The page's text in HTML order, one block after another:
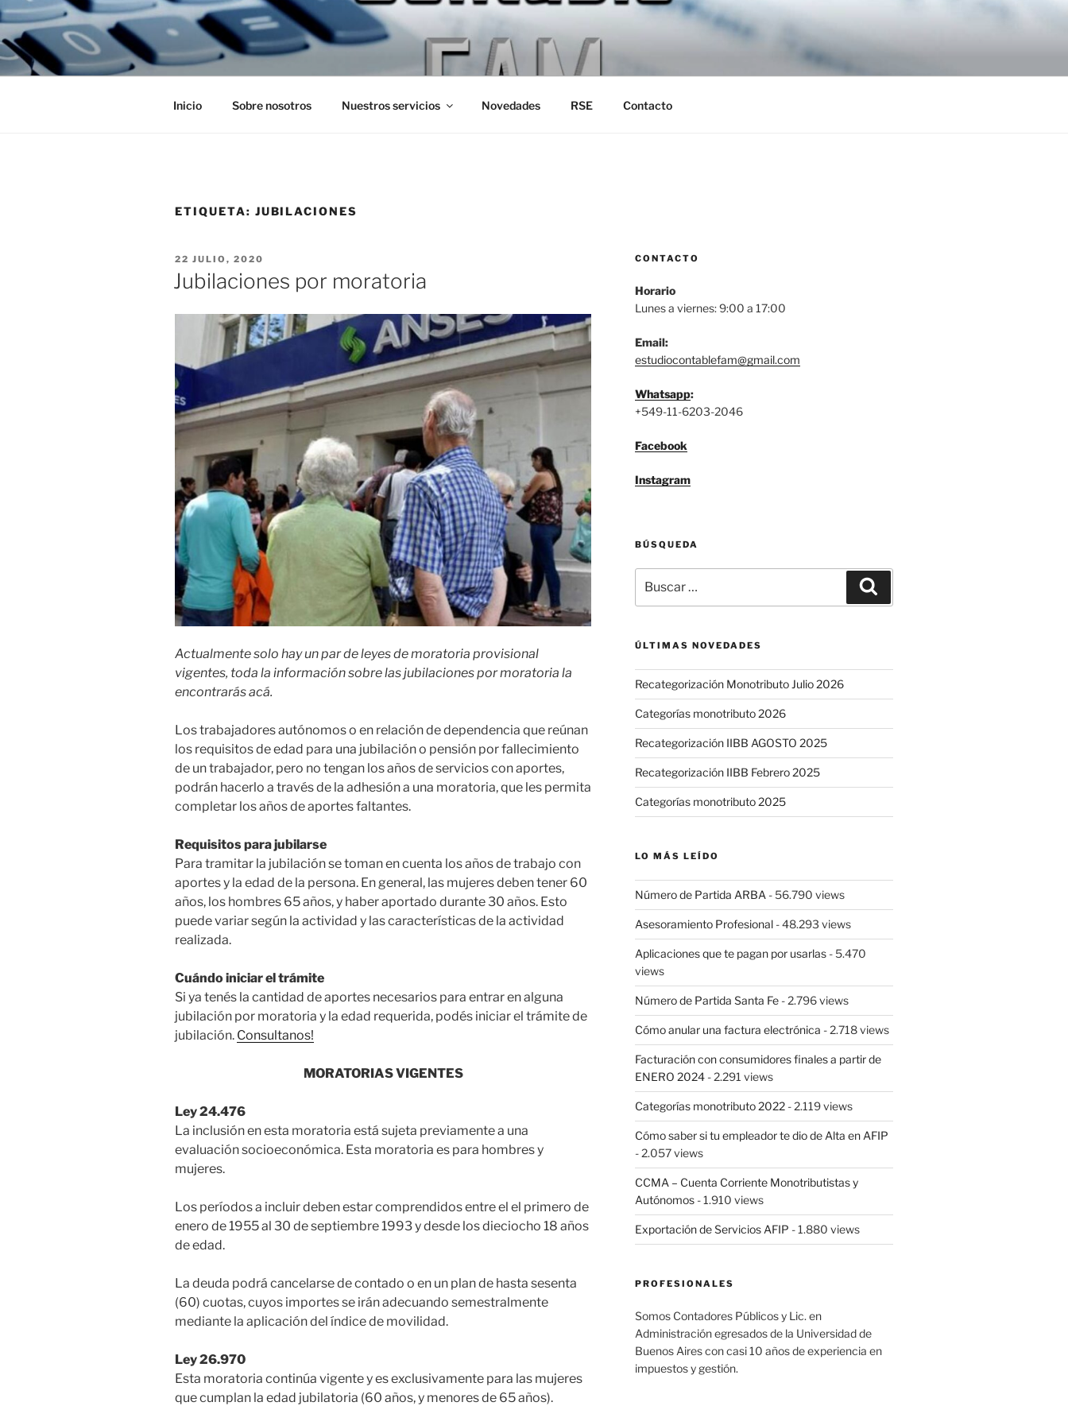
Ir
al
contenido
ESTUDIO CONTABLE FAM
Jóvenes Profesionales egresados de la U.B.A.
Inicio Sobre nosotros Nuestros servicios Novedades RSE Contacto
ETIQUETA: JUBILACIONES
PUBLICADO
EL
22 JULIO, 2020
Jubilaciones por moratoria
Actualmente solo hay un par de leyes de moratoria provisional
vigentes, toda la información sobre las jubilaciones por moratoria la
encontrarás acá.
Los trabajadores autónomos o en relación de dependencia que reúnan
los requisitos de edad para una jubilación o pensión por fallecimiento
de un trabajador, pero no tengan los años de servicios con aportes,
podrán hacerlo a través de la adhesión a una moratoria, que les permita
completar los años de aportes faltantes.
Requisitos para jubilarse
Para tramitar la jubilación se toman en cuenta los años de trabajo con
aportes y la edad de la persona. En general, las mujeres deben tener 60
años, los hombres 65 años, y haber aportado durante 30 años. Esto
puede variar según la actividad y las características de la actividad
realizada.
Cuándo iniciar el trámite
Si ya tenés la cantidad de aportes necesarios para entrar en alguna
jubilación por moratoria y la edad requerida, podés iniciar el trámite de
jubilación. Consultanos!
MORATORIAS VIGENTES
Ley 24.476
La inclusión en esta moratoria está sujeta previamente a una
evaluación socioeconómica. Esta moratoria es para hombres y
mujeres.
Los períodos a incluir deben estar comprendidos entre el el primero de
enero de 1955 al 30 de septiembre 1993 y desde los dieciocho 18 años
de edad.
La deuda podrá cancelarse de contado o en un plan de hasta sesenta
(60) cuotas, cuyos importes se irán adecuando semestralmente
mediante la aplicación del índice de movilidad.
Ley 26.970
Esta moratoria continúa vigente y es exclusivamente para las mujeres
que cumplan la edad jubilatoria (60 años, y menores de 65 años).
CONTACTO
Horario
Lunes a viernes: 9:00 a 17:00
Email:
estudiocontablefam@gmail.com
Whatsapp:
+549-11-6203-2046
Facebook
Instagram
BÚSQUEDA
por:
ÚLTIMAS NOVEDADES
Recategorización Monotributo Julio 2026
Categorías monotributo 2026
Recategorización IIBB AGOSTO 2025
Recategorización IIBB Febrero 2025
Categorías monotributo 2025
LO MÁS LEÍDO
Número de Partida ARBA - 56.790 views
Asesoramiento Profesional- 48.293 views
Aplicaciones que te pagan por usarlas- 5.470
views
Número de Partida Santa Fe- 2.796 views
Cómo anular una factura electrónica - 2.718 views
Facturación con consumidores finales a partir de
ENERO 2024- 2.291 views
Categorías monotributo 2022- 2.119 views
Cómo saber si tu empleador te dio de Alta en AFIP
- 2.057 views
CCMA – Cuenta Corriente Monotributistas y
Autónomos- 1.910 views
Exportación de Servicios AFIP - 1.880 views
PROFESIONALES
Somos Contadores Públicos y Lic. en
Administración egresados de la Universidad de
Buenos Aires con casi 10 años de experiencia en
impuestos y gestión.